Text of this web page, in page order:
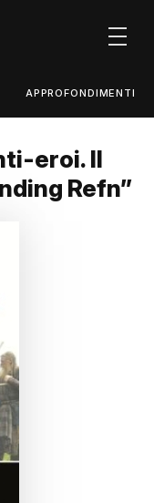
APPROFONDIMENTI
eroi. Il
Refn”